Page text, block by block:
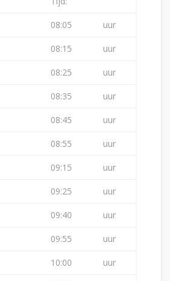
08:05 uur
08:15 uur
08:25 uur
08:35 uur
08:45 uur
08:55 uur
09:15 uur
09:25 uur
09:40 uur
09:55 uur
10:00 uur